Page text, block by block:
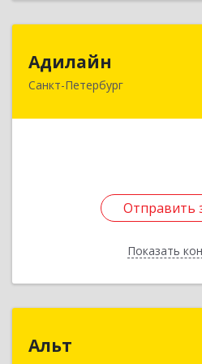
Адилайн
Санкт-Петербург
Отправить
Показать
196143, Санкт-
Отправить
Назад
Альт